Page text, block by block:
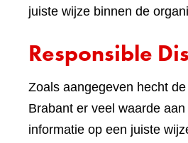
juiste wijze binnen de
Responsible
Zoals aangegeven hecht
Brabant er veel waarde
informatie op een juiste